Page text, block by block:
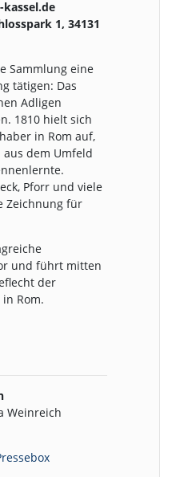
1, 34131
Sammlung eine
tätigen: Das
Adligen
1810 hielt sich
in Rom auf,
dem Umfeld
Pforr und viele
Zeichnung für
und führt mitten
der
Rom.
Weinreich